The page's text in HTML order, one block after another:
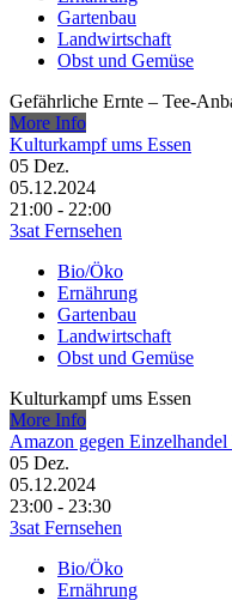
Gartenbau
Landwirtschaft
Obst und Gemüse
Gefährliche Ernte – Tee-
More Info
Kulturkampf ums Essen
05 Dez.
05.12.2024
21:00 - 22:00
3sat Fernsehen
Bio/Öko
Ernährung
Gartenbau
Landwirtschaft
Obst und Gemüse
Kulturkampf ums Essen
More Info
Amazon gegen
05 Dez.
05.12.2024
23:00 - 23:30
3sat Fernsehen
Bio/Öko
Ernährung